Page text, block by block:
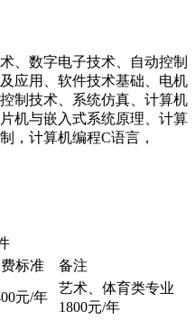
、数字电子技术、自动控制
应用、软件技术基础、电机
制技术、系统仿真、计算机
机与嵌入式系统原理、计算
，计算机编程C语言，
标准
备注
元/年
艺术、体育类专业
1800元/年